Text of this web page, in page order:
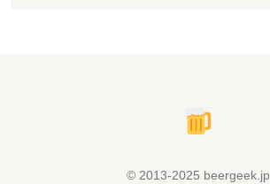
© 2013-2025 beergeek.jp